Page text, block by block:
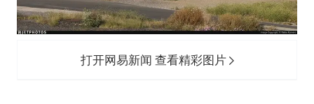
打开网易新闻 查看精彩图片